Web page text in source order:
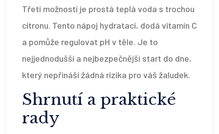
Třetí možností je prostá teplá voda s trochou
citronu. Tento nápoj hydrataci, dodá vitamín C
a pomůže regulovat pH v těle. Je to
nejjednodušší a nejbezpečnější start do dne,
který nepřináší žádná rizika pro váš žaludek.
Shrnutí a praktické
rady